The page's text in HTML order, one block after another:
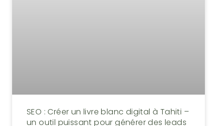
SEO : Créer un livre blanc digital à Tahiti –
un outil puissant pour générer des leads